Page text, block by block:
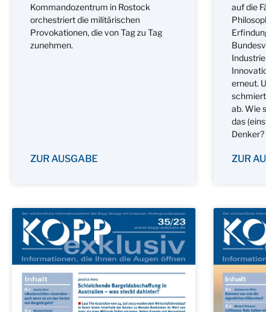
Kommandozentrum in Rostock
orchestriert die militärischen
Provokationen, die von Tag zu Tag
zunehmen.
ZUR AUSGABE
auf die
erneut.
ab. Wie
das
Denker?
ZUR